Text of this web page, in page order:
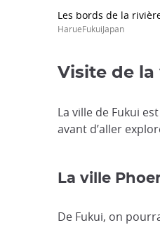
Les bords de la
HarueFukuiJapan
Visite de la
La ville de Fukui
avant d’aller
La ville
De Fukui, on